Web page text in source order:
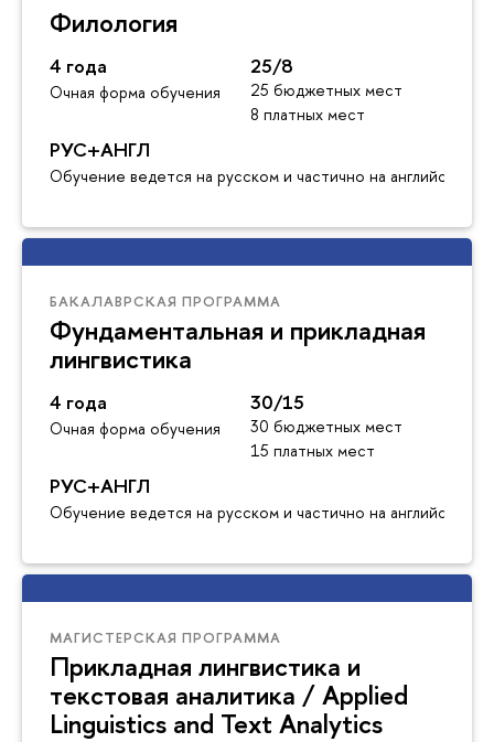
Филология
4 года
Очная форма обучения
25/8
25 бюджетных мест
8 платных мест
РУС+АНГЛ
Обучение ведется на русском и частично на английском
БАКАЛАВРСКАЯ ПРОГРАММА
Фундаментальная и прикладная
лингвистика
4 года
Очная форма обучения
30/15
30 бюджетных мест
15 платных мест
РУС+АНГЛ
Обучение ведется на русском и частично на английском
МАГИСТЕРСКАЯ ПРОГРАММА
Прикладная лингвистика и
текстовая аналитика / Applied
Linguistics and Text Analytics